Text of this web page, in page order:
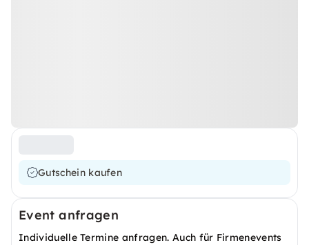
Gutschein kaufen
Event anfragen
Individuelle Termine anfragen. Auch für Firmenevents